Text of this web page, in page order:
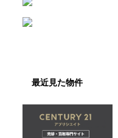
最近見た物件